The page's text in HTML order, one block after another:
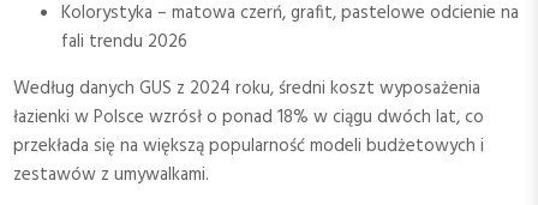
Kolorystyka – matowa czerń, grafit, pastelowe odcienie na
fali trendu 2026
Według danych GUS z 2024 roku, średni koszt wyposażenia
łazienki w Polsce wzrósł o ponad 18% w ciągu dwóch lat, co
przekłada się na większą popularność modeli budżetowych i
zestawów z umywalkami.